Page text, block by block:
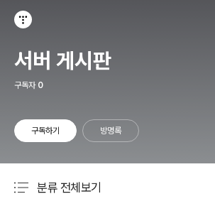
서버 게시판
구독자 0
구독하기 방명록
분류 전체보기